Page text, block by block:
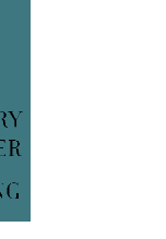
STOLPE STORIES